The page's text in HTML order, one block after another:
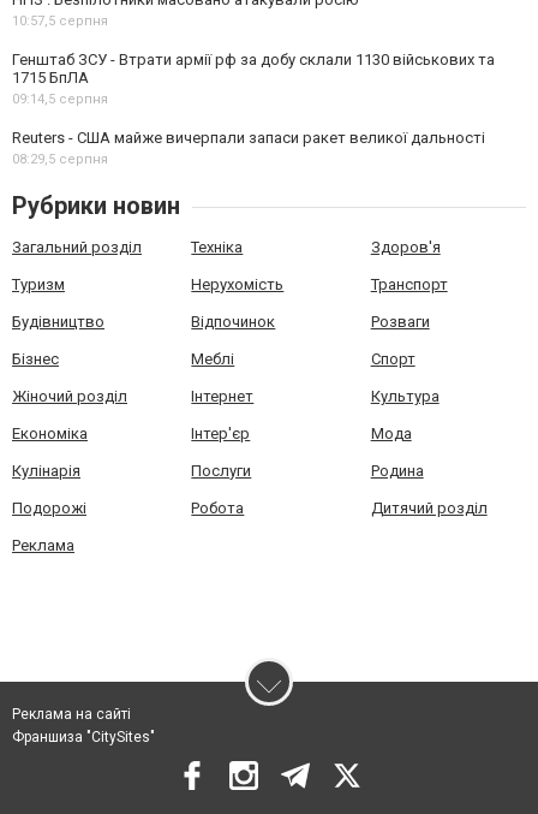
10:57,5 серпня
Генштаб ЗСУ - Втрати армії рф за добу склали 1130 військових та
1715 БпЛА
09:14,5 серпня
Reuters - США майже вичерпали запаси ракет великої дальності
08:29,5 серпня
Рубрики новин
Загальний розділ Техніка Здоров'я
Туризм Нерухомість Транспорт
Будівництво Відпочинок Розваги
Бізнес Меблі Спорт
Жіночий розділ Інтернет Культура
Економіка Інтер'єр Мода
Кулінарія Послуги Родина
Подорожі Робота Дитячий розділ
Реклама
Реклама на сайті
Франшиза "CitySites"